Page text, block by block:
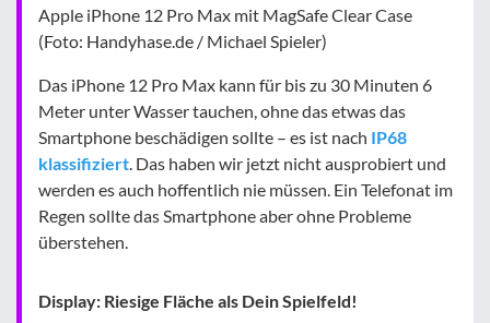
Apple iPhone 12 Pro Max mit MagSafe Clear Case
(Foto: Handyhase.de / Michael Spieler)
Das iPhone 12 Pro Max kann für bis zu 30 Minuten 6
Meter unter Wasser tauchen, ohne das etwas das
Smartphone beschädigen sollte – es ist nach IP68
klassifiziert . Das haben wir jetzt nicht ausprobiert und
werden es auch hoffentlich nie müssen. Ein Telefonat im
Regen sollte das Smartphone aber ohne Probleme
überstehen.
Display: Riesige Fläche als Dein Spielfeld!